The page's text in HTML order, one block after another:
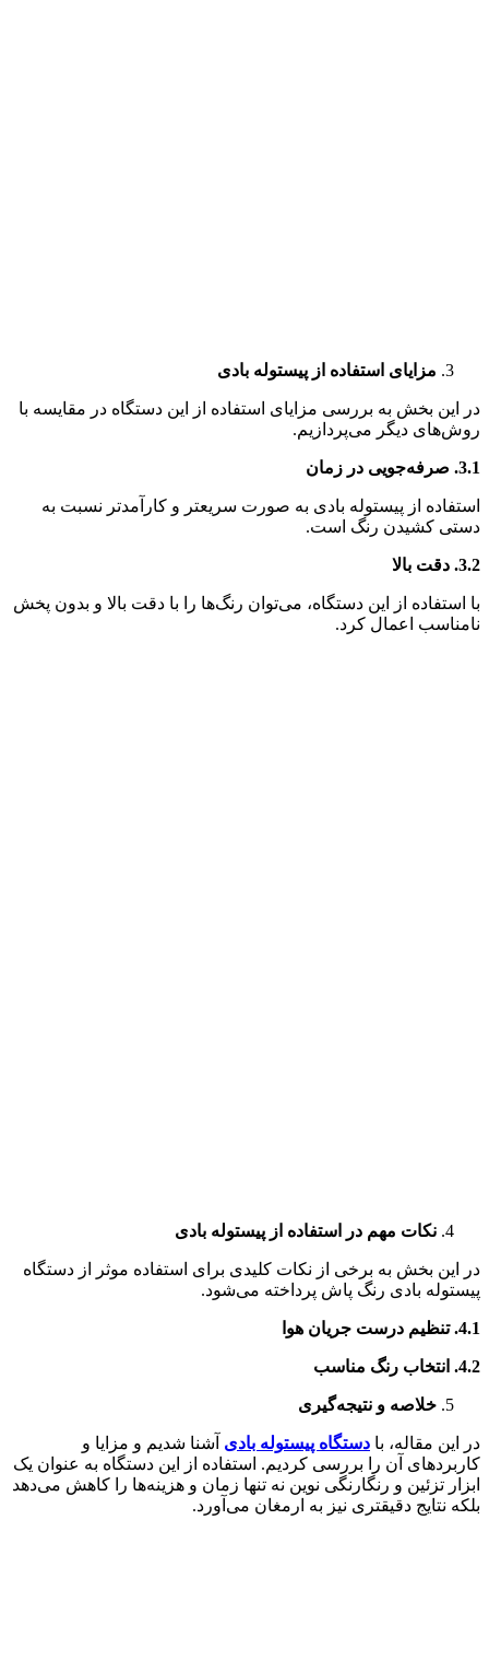
مزایای استفاده از پیستوله بادی
در این بخش به بررسی مزایای استفاده از این دستگاه در مقایسه با
روش‌های دیگر می‌پردازیم.
3.1. صرفه‌جویی در زمان
استفاده از پیستوله بادی به صورت سریعتر و کارآمدتر نسبت به
دستی کشیدن رنگ است.
3.2. دقت بالا
با استفاده از این دستگاه، می‌توان رنگ‌ها را با دقت بالا و بدون پخش
نامناسب اعمال کرد.
نکات مهم در استفاده از پیستوله بادی
در این بخش به برخی از نکات کلیدی برای استفاده موثر از دستگاه
پیستوله بادی رنگ پاش پرداخته می‌شود.
4.1. تنظیم درست جریان هوا
4.2. انتخاب رنگ مناسب
خلاصه و نتیجه‌گیری
در این مقاله، با دستگاه پیستوله بادی آشنا شدیم و مزایا و
کاربردهای آن را بررسی کردیم. استفاده از این دستگاه به عنوان یک
ابزار تزئین و رنگارنگی نوین نه تنها زمان و هزینه‌ها را کاهش می‌دهد
بلکه نتایج دقیقتری نیز به ارمغان می‌آورد.